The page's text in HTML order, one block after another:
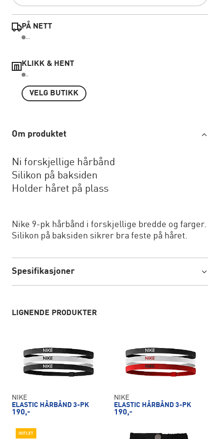
PÅ NETT
...
KLIKK & HENT
..
VELG BUTIKK
Om produktet
Ni forskjellige hårbånd
Silikon på baksiden
Holder håret på plass
Nike 9-pk hårbånd i forskjellige bredde og farger.
Silikon på baksiden sikrer bra feste på håret.
Spesifikasjoner
LIGNENDE PRODUKTER
NIKE
ELASTIC HÅRBÅND 3-PK
190,-
NIKE
ELASTIC HÅRBÅND 3-PK
190,-
OUTLET